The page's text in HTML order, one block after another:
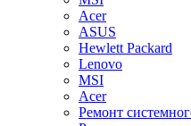
Acer
ASUS
Hewlett Packard
Lenovo
MSI
Acer
Ремонт